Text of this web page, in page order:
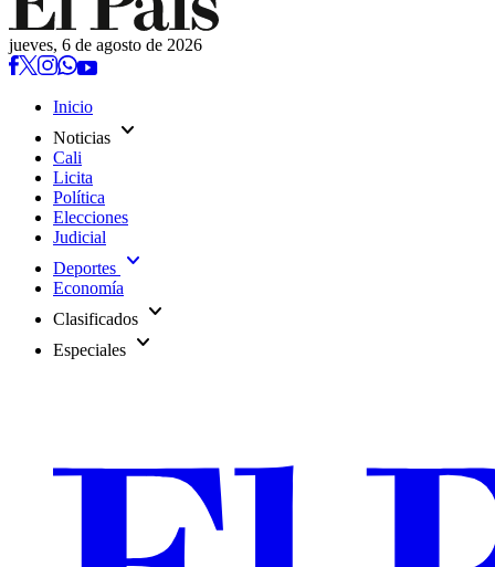
jueves, 6 de agosto de 2026
Inicio
Noticias expand_more
Cali
Licita
Política
Elecciones
Judicial
Deportes expand_more
Economía
Clasificados expand_more
Especiales expand_more